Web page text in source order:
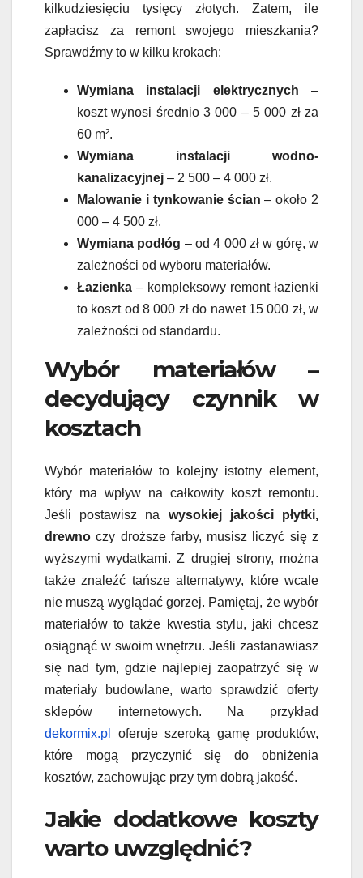
kilkudziesięciu tysięcy złotych. Zatem, ile
zapłacisz za remont swojego mieszkania?
Sprawdźmy to w kilku krokach:
Wymiana instalacji elektrycznych –
koszt wynosi średnio 3 000 – 5 000 zł za
60 m².
Wymiana instalacji wodno-
kanalizacyjnej – 2 500 – 4 000 zł.
Malowanie i tynkowanie ścian – około 2
000 – 4 500 zł.
Wymiana podłóg – od 4 000 zł w górę, w
zależności od wyboru materiałów.
Łazienka – kompleksowy remont łazienki
to koszt od 8 000 zł do nawet 15 000 zł, w
zależności od standardu.
Wybór materiałów –
decydujący czynnik w
kosztach
Wybór materiałów to kolejny istotny element,
który ma wpływ na całkowity koszt remontu.
Jeśli postawisz na wysokiej jakości płytki,
drewno czy droższe farby, musisz liczyć się z
wyższymi wydatkami. Z drugiej strony, można
także znaleźć tańsze alternatywy, które wcale
nie muszą wyglądać gorzej. Pamiętaj, że wybór
materiałów to także kwestia stylu, jaki chcesz
osiągnąć w swoim wnętrzu. Jeśli zastanawiasz
się nad tym, gdzie najlepiej zaopatrzyć się w
materiały budowlane, warto sprawdzić oferty
sklepów internetowych. Na przykład
dekormix.pl
oferuje szeroką gamę produktów,
które mogą przyczynić się do obniżenia
kosztów, zachowując przy tym dobrą jakość.
Jakie dodatkowe koszty
warto uwzględnić?